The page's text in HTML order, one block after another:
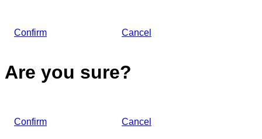
Confirm Cancel
Are you sure?
Confirm Cancel